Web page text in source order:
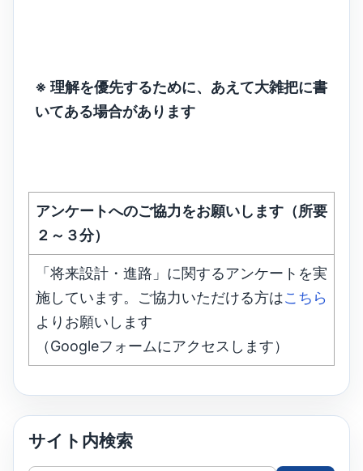
※ 理解を優先するために、あえて大雑把に書
いてある場合があります
アンケートへのご協力をお願いします（所要
２～３分）
「将来設計・進路」に関するアンケートを実
施しています。ご協力いただける方はこちら
よりお願いします
（Googleフォームにアクセスします）
サイト内検索